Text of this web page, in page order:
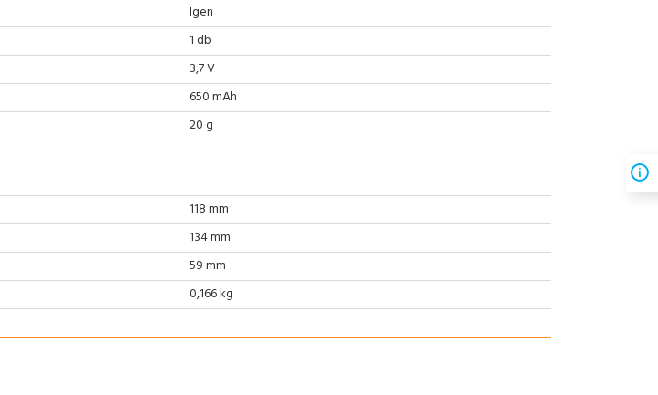
Igen
1 db
3,7 V
650 mAh
20 g
118 mm
134 mm
59 mm
0,166 kg